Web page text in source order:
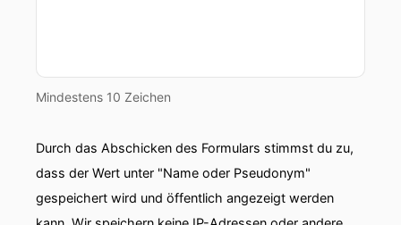
Mindestens 10 Zeichen
Durch das Abschicken des Formulars stimmst du zu,
dass der Wert unter "Name oder Pseudonym"
gespeichert wird und öffentlich angezeigt werden